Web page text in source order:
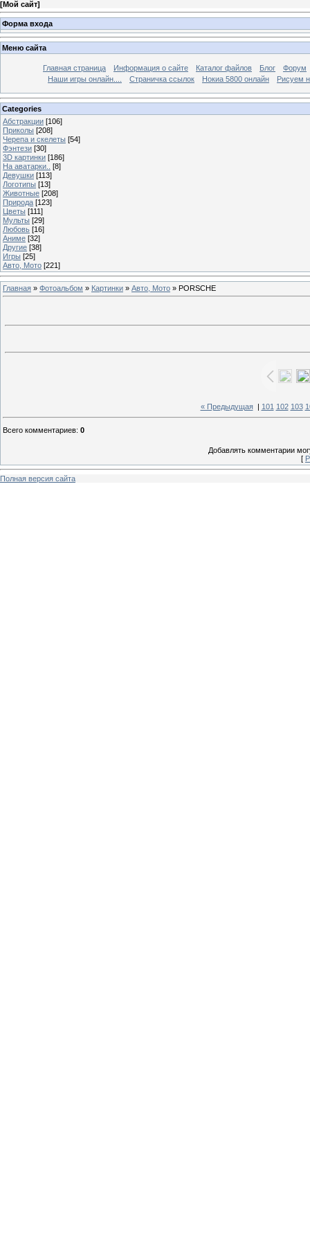
[Мой сайт]
Форма входа
Меню сайта
Главная страница Информация о сайте Каталог файлов Блог
Форум
Наши игры онлайн....
Страничка ссылок Нокиа 5800 онлайн Рисуем
Categories
Абстракции [106]
Приколы [208]
Черепа и скелеты [54]
Фэнтези [30]
3D картинки [186]
На аватарки..
[8]
Девушки [113]
Логотипы [13]
Животные [208]
Природа [123]
Цветы [111]
Мульты [29]
Любовь [16]
Аниме [32]
Другие [38]
Игры [25]
Авто, Мото [221]
Главная » Фотоальбом » Картинки » Авто, Мото » PORSCHE
« Предыдущая| 101 102 103
Всего комментариев: 0
Добавлять комментарии
[
Полная версия сайта